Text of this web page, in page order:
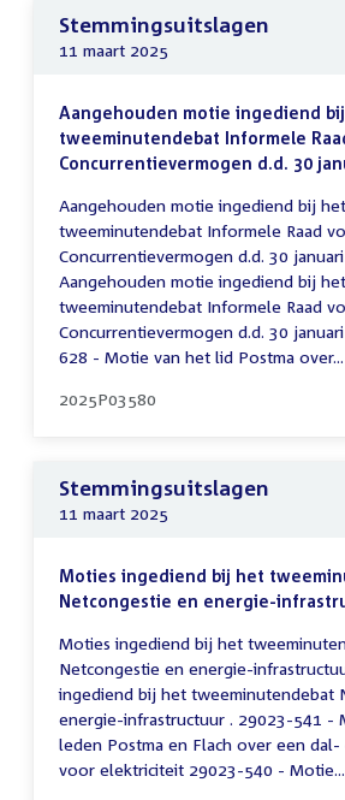
Stemmingsuitslagen
11 maart 2025
Aangehouden motie ingediend
tweeminutendebat Informele
Concurrentievermogen d.d. 30
Aangehouden motie ingediend bij het
tweeminutendebat Informele Raad
Concurrentievermogen d.d. 30
Aangehouden motie ingediend bij het
tweeminutendebat Informele Raad
Concurrentievermogen d.d. 30
628 - Motie van het lid Postma over...
2025P03580
Stemmingsuitslagen
11 maart 2025
Moties ingediend bij het
Netcongestie en energie-
Moties ingediend bij het
Netcongestie en energie-
ingediend bij het tweeminutendebat
energie-infrastructuur . 29023-541 -
leden Postma en Flach over een
voor elektriciteit 29023-540 - Motie...